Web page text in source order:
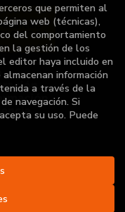
los Derechos
que permiten al
web (técnicas),
del comportamiento
la gestión de los
editor haya incluido en
información
a través de la
navegación. Si
su uso. Puede